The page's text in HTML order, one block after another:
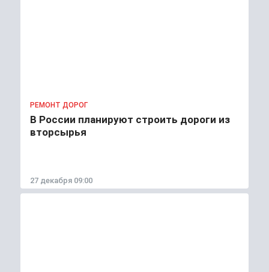
РЕМОНТ ДОРОГ
В России планируют строить дороги из
вторсырья
27 декабря 09:00